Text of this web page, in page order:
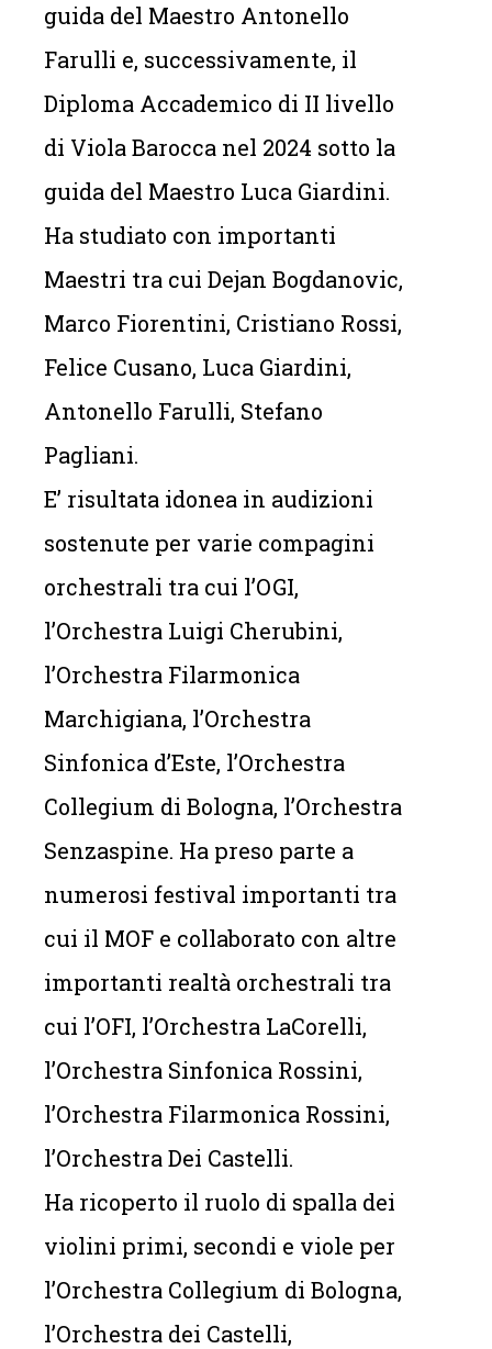
guida del Maestro Antonello
Farulli e, successivamente, il
Diploma Accademico di II livello
di Viola Barocca nel 2024 sotto la
guida del Maestro Luca Giardini.
Ha studiato con importanti
Maestri tra cui Dejan Bogdanovic,
Marco Fiorentini, Cristiano Rossi,
Felice Cusano, Luca Giardini,
Antonello Farulli, Stefano
Pagliani.
E’ risultata idonea in audizioni
sostenute per varie compagini
orchestrali tra cui l’OGI,
l’Orchestra Luigi Cherubini,
l’Orchestra Filarmonica
Marchigiana, l’Orchestra
Sinfonica d’Este, l’Orchestra
Collegium di Bologna, l’Orchestra
Senzaspine. Ha preso parte a
numerosi festival importanti tra
cui il MOF e collaborato con altre
importanti realtà orchestrali tra
cui l’OFI, l’Orchestra LaCorelli,
l’Orchestra Sinfonica Rossini,
l’Orchestra Filarmonica Rossini,
l’Orchestra Dei Castelli.
Ha ricoperto il ruolo di spalla dei
violini primi, secondi e viole per
l’Orchestra Collegium di Bologna,
l’Orchestra dei Castelli,